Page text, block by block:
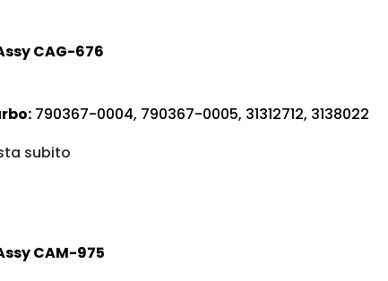
CAG-676
790367-0004, 790367-0005, 31312712, 3138022
subito
CAM-975